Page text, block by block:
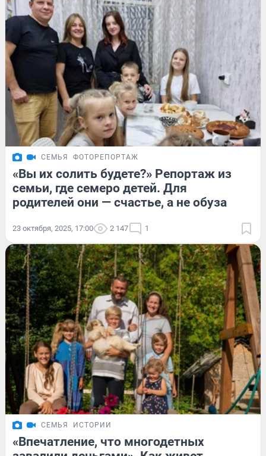
СЕМЬЯ ФОТОРЕПОРТАЖ
«Вы их солить будете?» Репортаж из
семьи, где семеро детей. Для
родителей они — счастье, а не обуза
23 октября, 2025, 17:00 2 147 1
СЕМЬЯ ИСТОРИИ
«Впечатление, что многодетных